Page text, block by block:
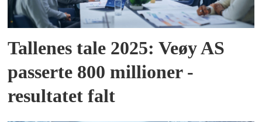
Tallenes tale 2025: Veøy AS
passerte 800 millioner -
resultatet falt